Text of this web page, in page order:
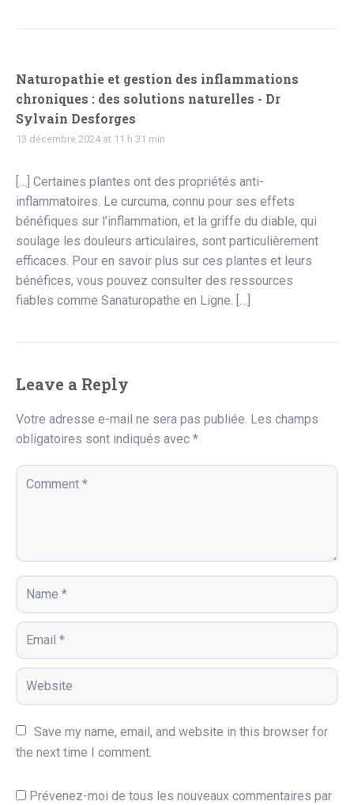
Naturopathie et gestion des inflammations
chroniques : des solutions naturelles - Dr
Sylvain Desforges
13 décembre 2024 at 11 h 31 min
[…] Certaines plantes ont des propriétés anti-
inflammatoires. Le curcuma, connu pour ses effets
bénéfiques sur l’inflammation, et la griffe du diable, qui
soulage les douleurs articulaires, sont particulièrement
efficaces. Pour en savoir plus sur ces plantes et leurs
bénéfices, vous pouvez consulter des ressources
fiables comme Sanaturopathe en Ligne. […]
Leave a Reply
Votre adresse e-mail ne sera pas publiée. Les champs
obligatoires sont indiqués avec *
Save my name, email, and website in this browser for
the next time I comment.
Prévenez-moi de tous les nouveaux commentaires par